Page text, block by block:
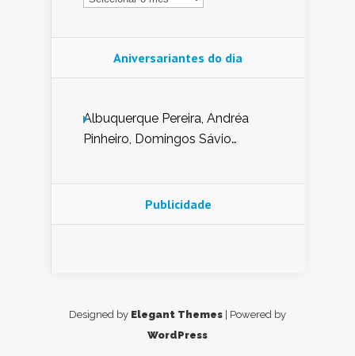
Aniversariantes do dia
Albuquerque Pereira, Andréa
Pinheiro, Domingos Sávio
Nunes de Sena, Fátima Peixoto,
Glória Pereira, Kátia Mesel,
Publicidade
Designed by Elegant Themes | Powered by
WordPress